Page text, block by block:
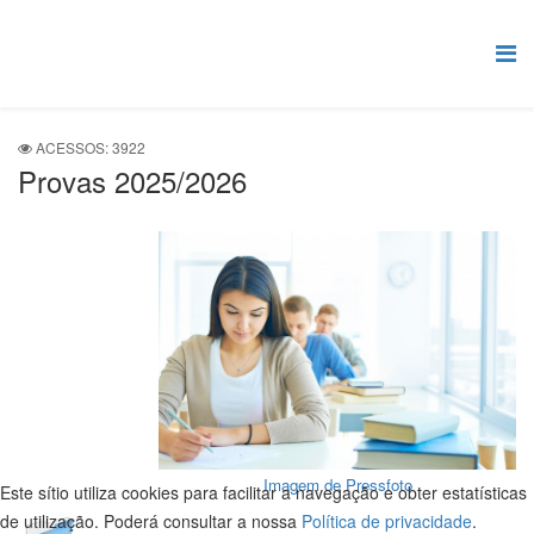
ACESSOS: 3922
Provas 2025/2026
Imagem de Pressfoto
Este sítio utiliza cookies para facilitar a navegação e obter estatísticas
de utilização. Poderá consultar a nossa Política de privacidade.